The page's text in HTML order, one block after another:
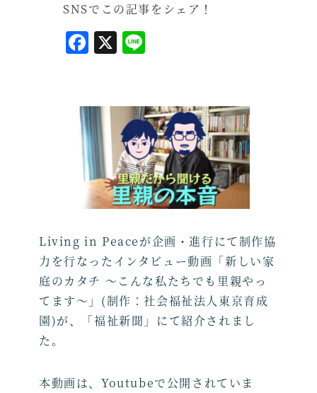
SNSでこの記事をシェア！
F
e
b
o
o
k
X
e
Living in Peaceが企画・進行にて制作協
力を行なったインタビュー動画「新しい家
庭のカタチ ～こんな私たちでも里親やっ
てます～」(制作：社会福祉法人東京育成
園)が、「福祉新聞」にて紹介されまし
た。
本動画は、Youtubeで公開されていま